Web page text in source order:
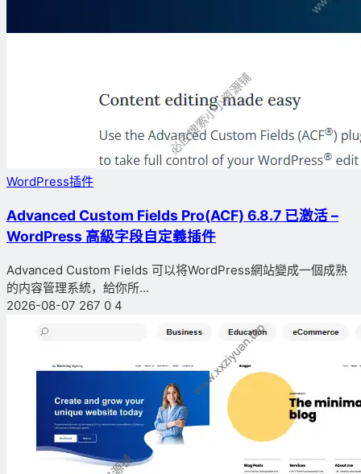
WordPress插件
Advanced Custom Fields Pro(ACF) 6.8.7 已激活 –
WordPress 高級字段自定義插件
Advanced Custom Fields 可以将WordPress網站變成一個成熟
的内容管理系統，給你所...
2026-08-07 267 0 4